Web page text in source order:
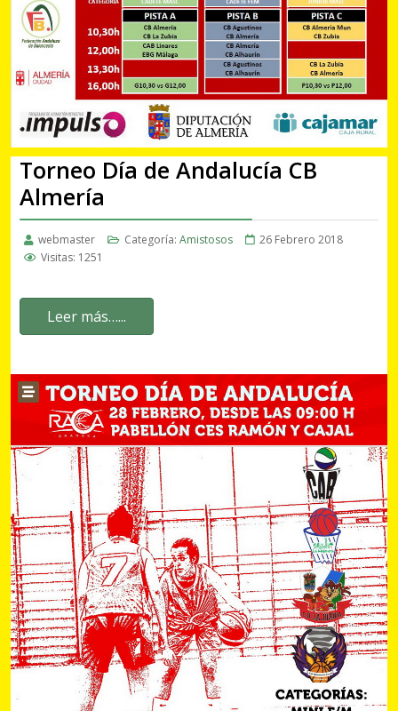
Torneo Día de Andalucía CB
Almería
webmaster Categoría: Amistosos
26 Febrero 2018
Visitas: 1251
Leer más…...